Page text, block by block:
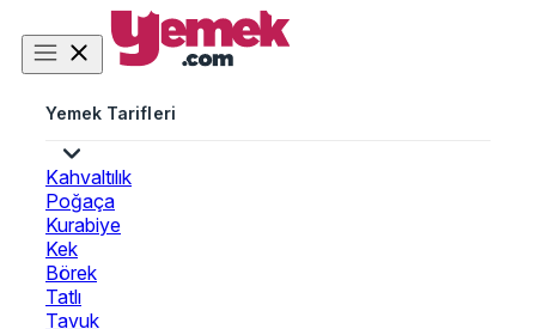
Yemek Tarifleri
Kahvaltılık
Poğaça
Kurabiye
Kek
Börek
Tatlı
Tavuk